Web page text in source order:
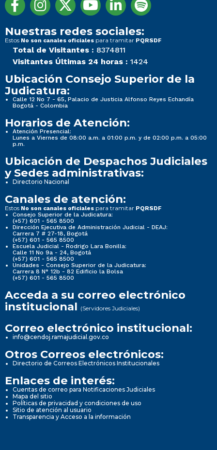
Nuestras redes sociales:
Estos No son canales oficiales para tramitar PQRSDF
Total de Visitantes : 8374811
Visitantes Últimas 24 horas : 1424
Ubicación Consejo Superior de la
Judicatura:
Calle 12 No 7 - 65, Palacio de Justicia Alfonso Reyes Echandía
Bogotá - Colombia
Horarios de Atención:
Atención Presencial:
Lunes a Viernes de 08:00 a.m. a 01:00 p.m. y de 02:00 p.m. a 05:00
p.m.
Ubicación de Despachos Judiciales
y Sedes administrativas:
Directorio Nacional
Canales de atención:
Estos No son canales oficiales para tramitar PQRSDF
Consejo Superior de la Judicatura:
(+57) 601 - 565 8500
Dirección Ejecutiva de Administración Judicial - DEAJ:
Carrera 7 # 27-18, Bogotá
(+57) 601 - 565 8500
Escuela Judicial - Rodrigo Lara Bonilla:
Calle 11 No 9a - 24, Bogotá
(+57) 601 - 565 8500
Unidades - Consejo Superior de la Judicatura:
Carrera 8 N° 12b - 82 Edificio la Bolsa
(+57) 601 - 565 8500
Acceda a su correo electrónico
institucional (Servidores Judiciales)
Correo electrónico institucional:
info@cendoj.ramajudicial.gov.co
Otros Correos electrónicos:
Directorio de Correos Electrónicos Institucionales
Enlaces de interés:
Cuentas de correo para Notificaciones Judiciales
Mapa del sitio
Políticas de privacidad y condiciones de uso
Sitio de atención al usuario
Transparencia y Acceso a la información